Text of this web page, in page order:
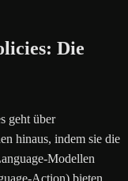
Die
geht über
hinaus, indem sie die
Modellen